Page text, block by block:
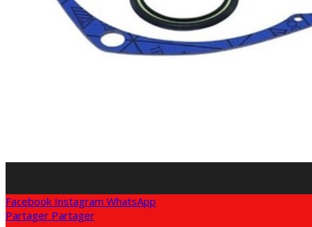
Facebook Instagram WhatsApp
Partager Partager